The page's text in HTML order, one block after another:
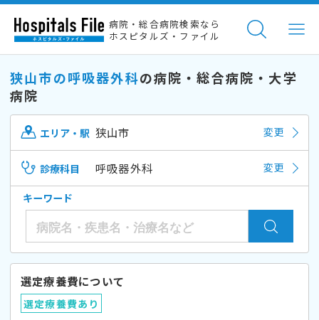
病院・総合病院検索なら
ホスピタルズ・ファイル
狭山市の呼吸器外科の病院・総合病院・大学
病院
エリア・駅 狭山市 変更
診療科目 呼吸器外科 変更
キーワード
選定療養費について
選定療養費あり